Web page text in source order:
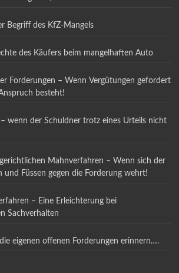
Begriff des KfZ-Mangels
des Käufers beim mangelhaften Auto
Forderungen – Wenn Vergütungen gefordert
besteht!
wenn der Schuldner trotz eines Urteils nicht
Mahnverfahren – Wenn sich der
und Füssen gegen die Forderung wehrt!
– Eine Erleichterung bei
Sachverhalten
eigenen offenen Forderungen erinnern….